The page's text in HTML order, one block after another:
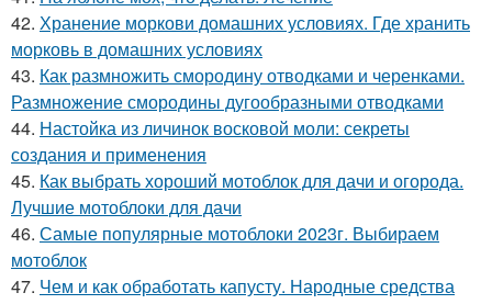
42. Хранение моркови домашних условиях. Где хранить
морковь в домашних условиях
43. Как размножить смородину отводками и черенками.
Размножение смородины дугообразными отводками
44. Настойка из личинок восковой моли: секреты
создания и применения
45. Как выбрать хороший мотоблок для дачи и огорода.
Лучшие мотоблоки для дачи
46. Самые популярные мотоблоки 2023г. Выбираем
мотоблок
47. Чем и как обработать капусту. Народные средства